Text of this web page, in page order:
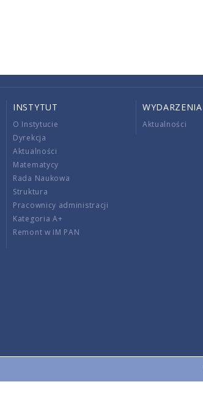
INSTYTUT
O Instytucie
Dyrekcja
Aktualności
Matematycy
Rada Naukowa
Struktura
Pracownicy administracji
Kategoria A+
Remont w IM PAN
WYDARZENIA
Aktualności